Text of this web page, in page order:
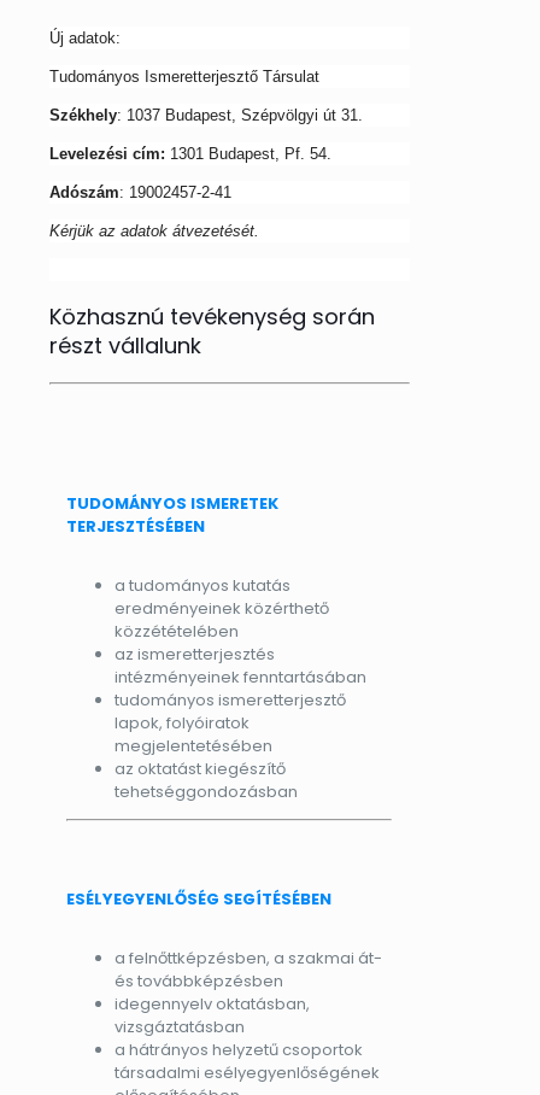
Új adatok:
Tudományos Ismeretterjesztő Társulat
Székhely: 1037 Budapest, Szépvölgyi út 31.
Levelezési cím: 1301 Budapest, Pf. 54.
Adószám: 19002457-2-41
Kérjük az adatok átvezetését.
Közhasznú tevékenység során
részt vállalunk
TUDOMÁNYOS ISMERETEK
TERJESZTÉSÉBEN
a tudományos kutatás
eredményeinek közérthető
közzétételében
az ismeretterjesztés
intézményeinek fenntartásában
tudományos ismeretterjesztő
lapok, folyóiratok
megjelentetésében
az oktatást kiegészítő
tehetséggondozásban
ESÉLYEGYENLŐSÉG SEGÍTÉSÉBEN
a felnőttképzésben, a szakmai át-
és továbbképzésben
idegennyelv oktatásban,
vizsgáztatásban
a hátrányos helyzetű csoportok
társadalmi esélyegyenlőségének